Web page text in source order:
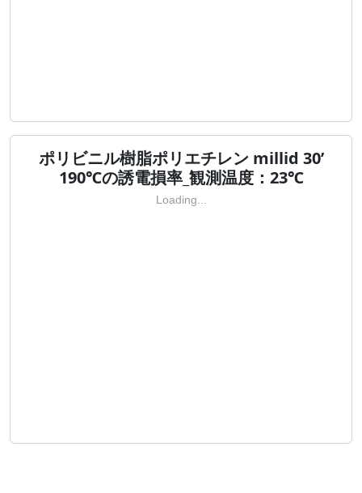
ポリビニル樹脂ポリエチレン millid 30’
190℃の誘電損率_観測温度：23℃
Loading...